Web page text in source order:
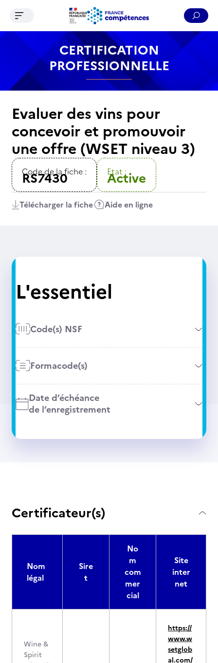
Contenu Recherche Menu Pied de page
Ouvrir le menu de navigation
CERTIFICATION
PROFESSIONNELLE
Evaluer des vins pour
concevoir et promouvoir
une offre (WSET niveau 3)
Code de la fiche :
RS7430 Etat :
Active
Télécharger la fiche Aide en ligne
L'essentiel
Code(s) NSF
Formacode(s)
Date d’échéance
de l’enregistrement
Certificateur(s)
Nom
légal
Sire
t
No
m
com
mer
cial
Site
inter
net
Wine &
Spirit
https://
www.w
setglob
al.com/